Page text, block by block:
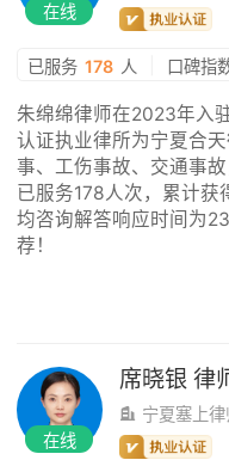
在线
已服务 178 人 口碑指
朱绵绵律师在2023年入
认证执业律所为宁夏合
事、工伤事故、交通事
已服务178人次，累计
均咨询解答响应时间为
荐！
在线
席晓银 律
宁夏塞上